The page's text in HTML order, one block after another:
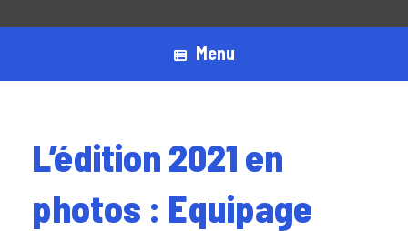
Menu
L’édition 2021 en
photos : Equipage